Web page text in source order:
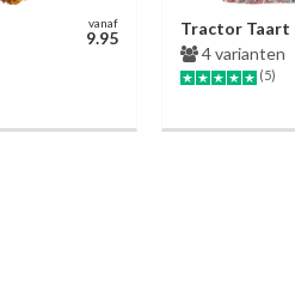
vanaf
9.95
Tractor Taart
4 varianten
(5)